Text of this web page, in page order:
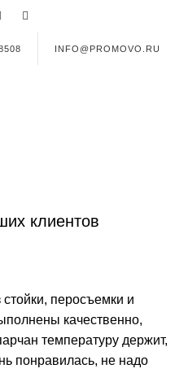
INFO@PROMOVO.RU
клиентов
стойки, перосъемки и
качественно,
температуру держит,
понравилась, не надо